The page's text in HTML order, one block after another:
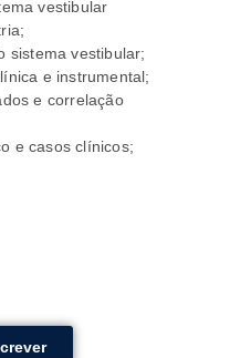
vestibular
sistema vestibular;
e instrumental;
e correlação
e casos clínicos;